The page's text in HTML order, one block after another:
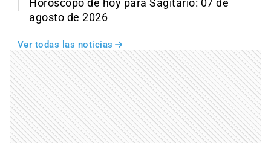
Horóscopo de hoy para Sagitario: 07 de
agosto de 2026
Ver todas las noticias